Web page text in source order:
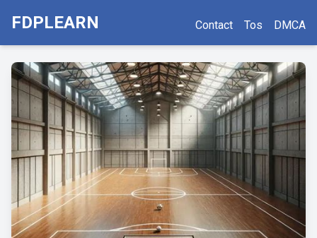
FDPLEARN Contact Tos DMCA